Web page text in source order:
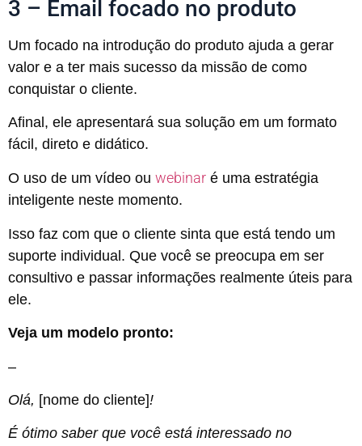
3 – Email focado no produto
Um focado na introdução do produto ajuda a gerar
valor e a ter mais sucesso da missão de como
conquistar o cliente.
Afinal, ele apresentará sua solução em um formato
fácil, direto e didático.
O uso de um vídeo ou webinar é uma estratégia
inteligente neste momento.
Isso faz com que o cliente sinta que está tendo um
suporte individual. Que você se preocupa em ser
consultivo e passar informações realmente úteis para
ele.
Veja um modelo pronto:
–
Olá, [nome do cliente]!
É ótimo saber que você está interessado no